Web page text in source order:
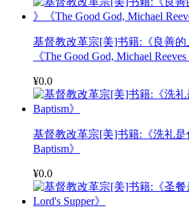
基督教改革宗[美]书籍:《良善的
《The Good God, Michael Reeves
¥0.0
基督教改革宗[美]书籍:《洗礼是
Baptism》
¥0.0